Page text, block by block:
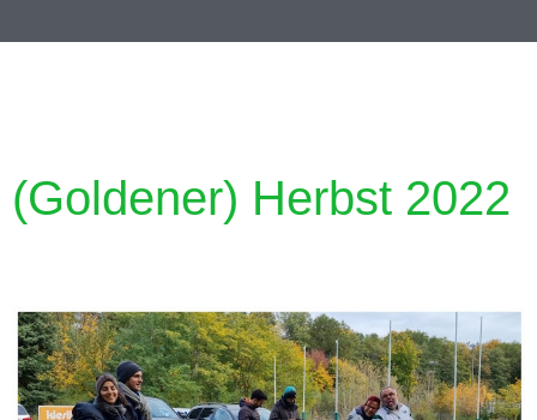
(Goldener) Herbst 2022